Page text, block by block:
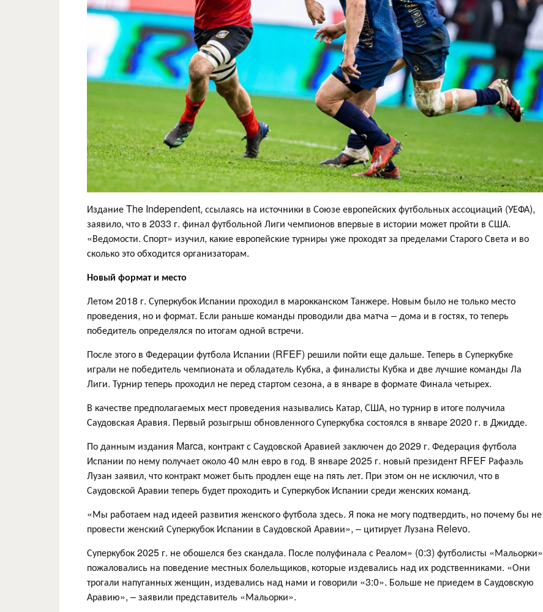
Издание The Independent, ссылаясь на источники в Союзе европейских футбольных ассоциаций (УЕФА),
заявило, что в 2033 г. финал футбольной Лиги чемпионов впервые в истории может пройти в США.
«Ведомости. Спорт» изучил, какие европейские турниры уже проходят за пределами Старого Света и во
сколько это обходится организаторам.
Новый формат и место
Летом 2018 г. Суперкубок Испании проходил в марокканском Танжере. Новым было не только место
проведения, но и формат. Если раньше команды проводили два матча – дома и в гостях, то теперь
победитель определялся по итогам одной встречи.
После этого в Федерации футбола Испании (RFEF) решили пойти еще дальше. Теперь в Суперкубке
играли не победитель чемпионата и обладатель Кубка, а финалисты Кубка и две лучшие команды Ла
Лиги. Турнир теперь проходил не перед стартом сезона, а в январе в формате Финала четырех.
В качестве предполагаемых мест проведения назывались Катар, США, но турнир в итоге получила
Саудовская Аравия. Первый розыгрыш обновленного Суперкубка состоялся в январе 2020 г. в Джидде.
По данным издания Marca, контракт с Саудовской Аравией заключен до 2029 г. Федерация футбола
Испании по нему получает около 40 млн евро в год. В январе 2025 г. новый президент RFEF Рафаэль
Лузан заявил, что контракт может быть продлен еще на пять лет. При этом он не исключил, что в
Саудовской Аравии теперь будет проходить и Суперкубок Испании среди женских команд.
«Мы работаем над идеей развития женского футбола здесь. Я пока не могу подтвердить, но почему бы не
провести женский Суперкубок Испании в Саудовской Аравии», – цитирует Лузана Relevo.
Суперкубок 2025 г. не обошелся без скандала. После полуфинала с Реалом» (0:3) футболисты «Мальорки»
пожаловались на поведение местных болельщиков, которые издевались над их родственниками. «Они
трогали напуганных женщин, издевались над нами и говорили «3:0». Больше не приедем в Саудовскую
Аравию», – заявили представитель «Мальорки».